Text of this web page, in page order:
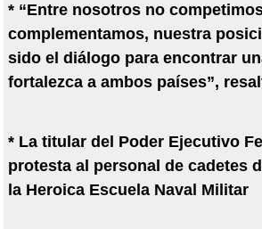
* “Entre nosotros no
complementamos, nuestra
sido el diálogo para encontrar
fortalezca a ambos países”,
* La titular del Poder Ejecutivo
protesta al personal de cadetes
la Heroica Escuela Naval Militar